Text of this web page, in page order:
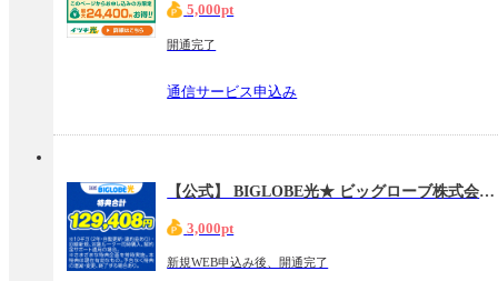
5,000pt
開通完了
通信サービス申込み
【公式】 BIGLOBE光★ ビッグローブ株式会社(戸建/マンション)
3,000pt
新規WEB申込み後、開通完了